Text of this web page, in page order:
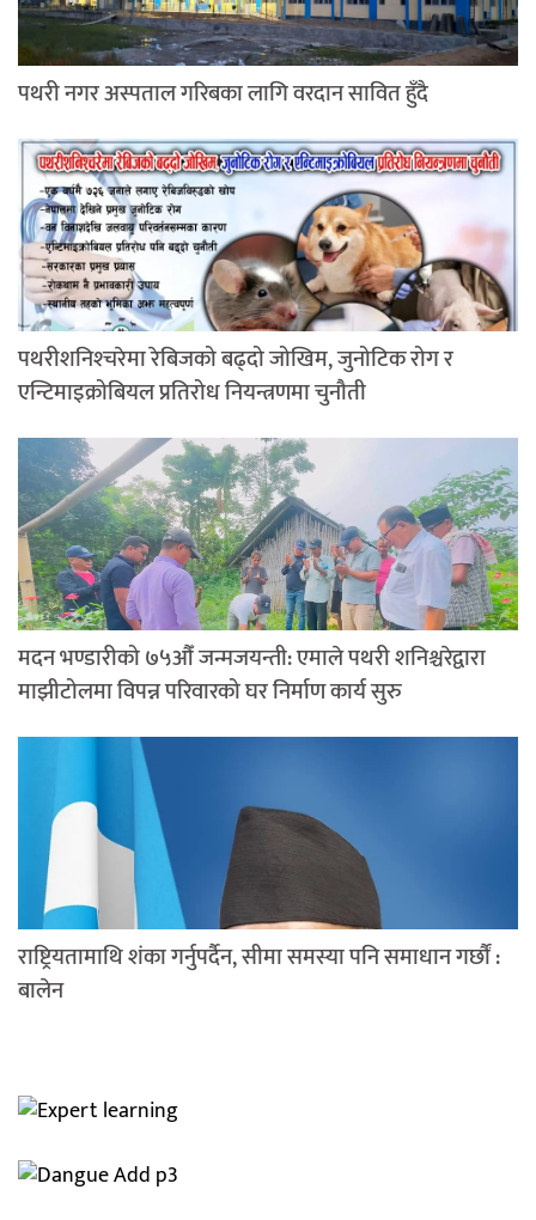
पथरी नगर अस्पताल गरिबका लागि वरदान सावित हुँदै
पथरीशनिश्‍चरेमा रेबिजको बढ्दो जोखिम, जुनोटिक रोग र
एन्टिमाइक्रोबियल प्रतिरोध नियन्त्रणमा चुनौती
मदन भण्डारीको ७५औँ जन्मजयन्ती: एमाले पथरी शनिश्चरेद्वारा
माझीटोलमा विपन्न परिवारको घर निर्माण कार्य सुरु
राष्ट्रियतामाथि शंका गर्नुपर्दैन, सीमा समस्या पनि समाधान गर्छौं :
बालेन